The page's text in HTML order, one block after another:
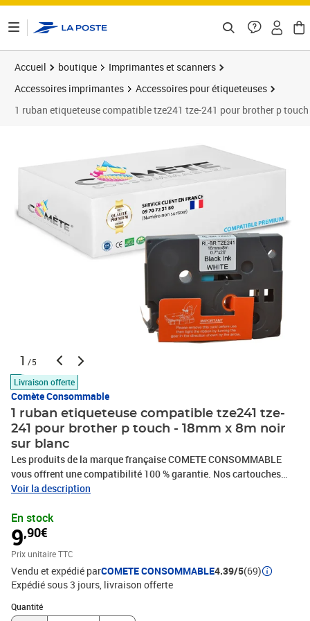
Accueil boutique
Imprimantes et scanners
Accessoires imprimantes
Accessoires pour étiqueteuses
1 ruban etiqueteuse compatible tze241 tze-241 pour brother p
1 /5
Livraison offerte
Comète Consommable
1 ruban etiqueteuse compatible tze241 tze-
241 pour brother p touch - 18mm x 8m noir
sur blanc
Les produits de la marque française COMETE CONSOMMABLE
vous offrent une compatibilité 100 % garantie. Nos cartouches
d’encre, Toners et rubans compatibles sont économiques et de
français, dont certains modèles sont fabriqués en France,
contribuant ainsi à la relocalisation de la production dans le pays.
Nos cartouches d’encre, toners ou rubans se substituent
parfaitement aux consommables d'origine de votre imprimante,
télécopieur ou photocopieur, quelque que soit la marque HP,
CANON, EPSON, BROTHER, LEXMARK, SAMSUNG. Que votre
utilisation soit personnelle ou professionnelle, à domicile, en
Voir la description
En stock
9,90€
Prix unitaire TTC
Vendu et expédié parCOMETE CONSOMMABLE4.39/5(69)
Expédié sous 3 jours livraison offerte
Quantité
Quantité : 1